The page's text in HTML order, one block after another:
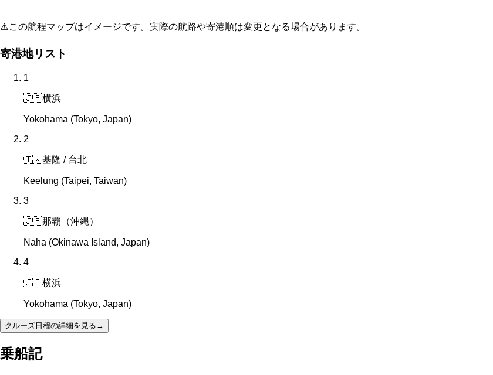
⚠️この航程マップはイメージです。実際の航路や寄港順は変更となる場合があります。
寄港地リスト
1
🇯🇵横浜
Yokohama (Tokyo, Japan)
2
🇹🇼基隆 / 台北
Keelung (Taipei, Taiwan)
3
🇯🇵那覇（沖縄）
Naha (Okinawa Island, Japan)
4
🇯🇵横浜
Yokohama (Tokyo, Japan)
クルーズ日程の詳細を見る →
乗船記